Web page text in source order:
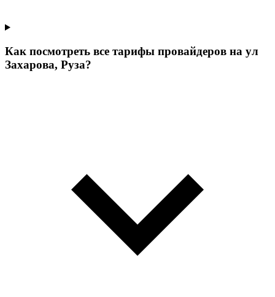
Как посмотреть все тарифы провайдеров на ул
Захарова, Руза?